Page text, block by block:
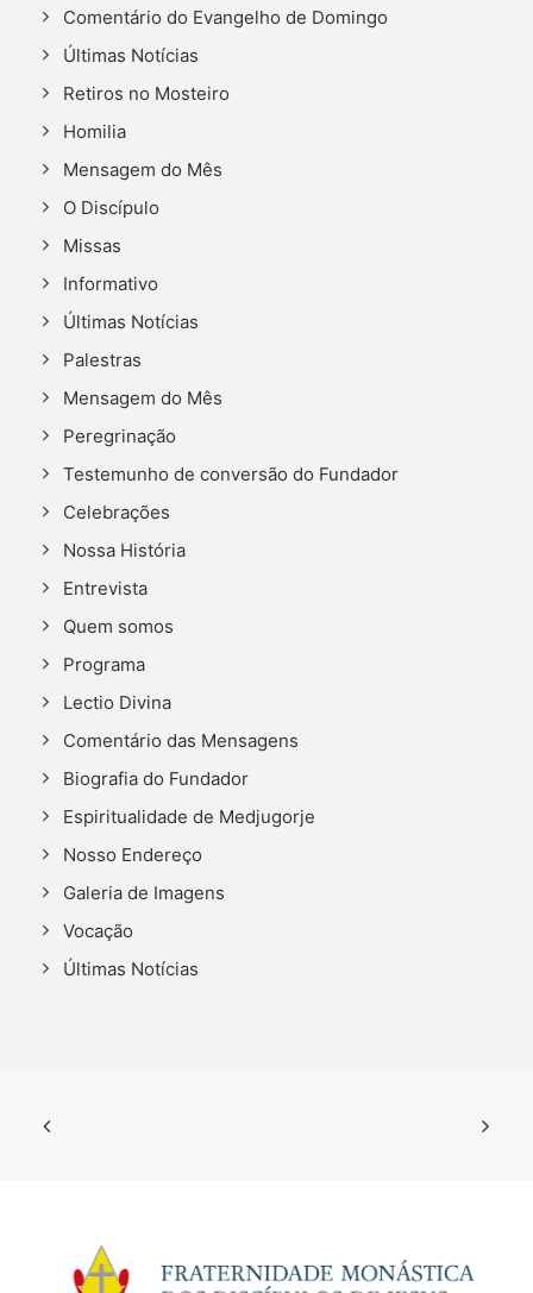
Comentário do Evangelho de Domingo
Últimas Notícias
Retiros no Mosteiro
Homilia
Mensagem do Mês
O Discípulo
Missas
Informativo
Últimas Notícias
Palestras
Mensagem do Mês
Peregrinação
Testemunho de conversão do Fundador
Celebrações
Nossa História
Entrevista
Quem somos
Programa
Lectio Divina
Comentário das Mensagens
Biografia do Fundador
Espiritualidade de Medjugorje
Nosso Endereço
Galeria de Imagens
Vocação
Últimas Notícias